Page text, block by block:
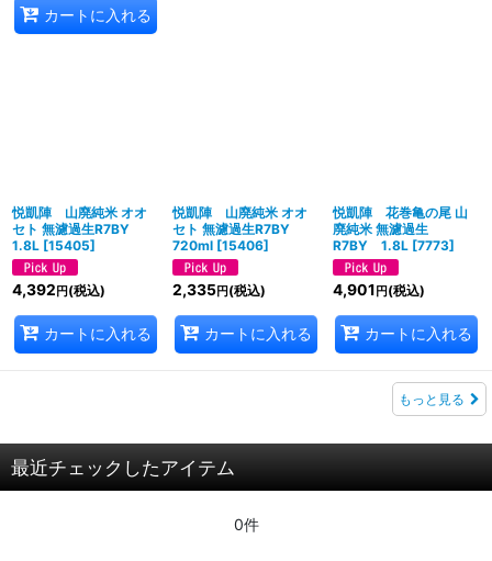
カートに入れる
悦凱陣 山廃純米 オオ
セト 無濾過生R7BY
1.8L [15405]
4,392 円 (税込)
カートに入れる
悦凱陣 山廃純米 オオ
セト 無濾過生R7BY
720ml [15406]
2,335円(税込)
カートに入れる
悦凱陣 花巻亀の尾 山
廃純米 無濾過生
R7BY 1.8L [7773]
4,901 円(税込)
カートに入れる
もっと見る
最近チェックしたアイテム
0件